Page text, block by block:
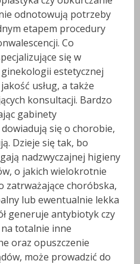
odnotowują potrzeby
etapem procedury
Co
się w
estetycznej
usług, a także
konsultacji. Bardzo
gabinety
się o chorobie,
Dzieje się tak, bo
nadzwyczajnej higieny
o jakich wielokrotnie
zatrważające choróbska,
lub ewentualnie lekka
generuje antybiotyk czy
totalnie inne
oraz opuszczenie
może prowadzić do